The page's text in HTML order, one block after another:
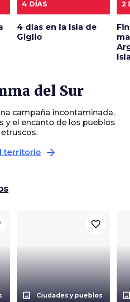
4 DÍAS
4 días en la Isla de
Giglio
2
del Sur
campaña incontaminada,
y el encanto de los pueblos
etruscos.
territorio arrow_forward
photo_size_select_actual Ciudades y pueblos
favorite_border